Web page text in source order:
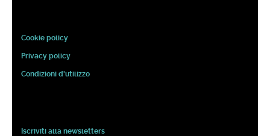
Cookie policy
Privacy policy
Condizioni d'utilizzo
Iscriviti alla newsletters